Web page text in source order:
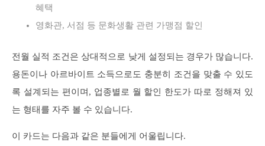
혜택
영화관, 서점 등 문화생활 관련 가맹점 할인
전월 실적 조건은 상대적으로 낮게 설정되는 경우가 많습니다.
용돈이나 아르바이트 소득으로도 충분히 조건을 맞출 수 있도
록 설계되는 편이며, 업종별로 월 할인 한도가 따로 정해져 있
는 형태를 자주 볼 수 있습니다.
이 카드는 다음과 같은 분들에게 어울립니다.